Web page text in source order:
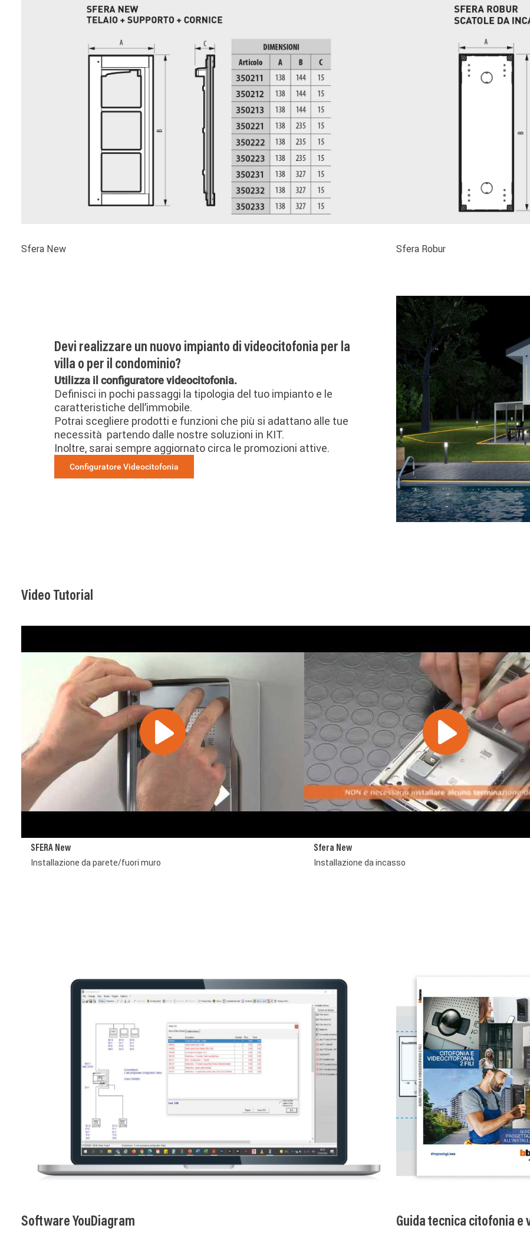
Sfera New Sfera Robur
Devi realizzare un nuovo impianto di videocitofonia per la
villa o per il condominio?
Utilizza il configuratore videocitofonia.
Definisci in pochi passaggi la tipologia del tuo impianto e le
caratteristiche dell’immobile.
Potrai scegliere prodotti e funzioni che più si adattano alle tue
necessità partendo dalle nostre soluzioni in KIT.
Inoltre, sarai sempre aggiornato circa le promozioni attive.
Configuratore Videocitofonia
Video Tutorial
SFERA New
Installazione da parete/fuori muro
Sfera New
Installazione da incasso
Software YouDiagram Guida tecnica citofonia e